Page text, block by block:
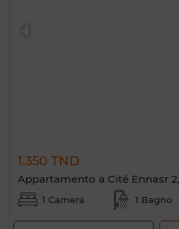
1.350 TND
Appartamento a Cité Ennasr
1 Camera 1 Bagno